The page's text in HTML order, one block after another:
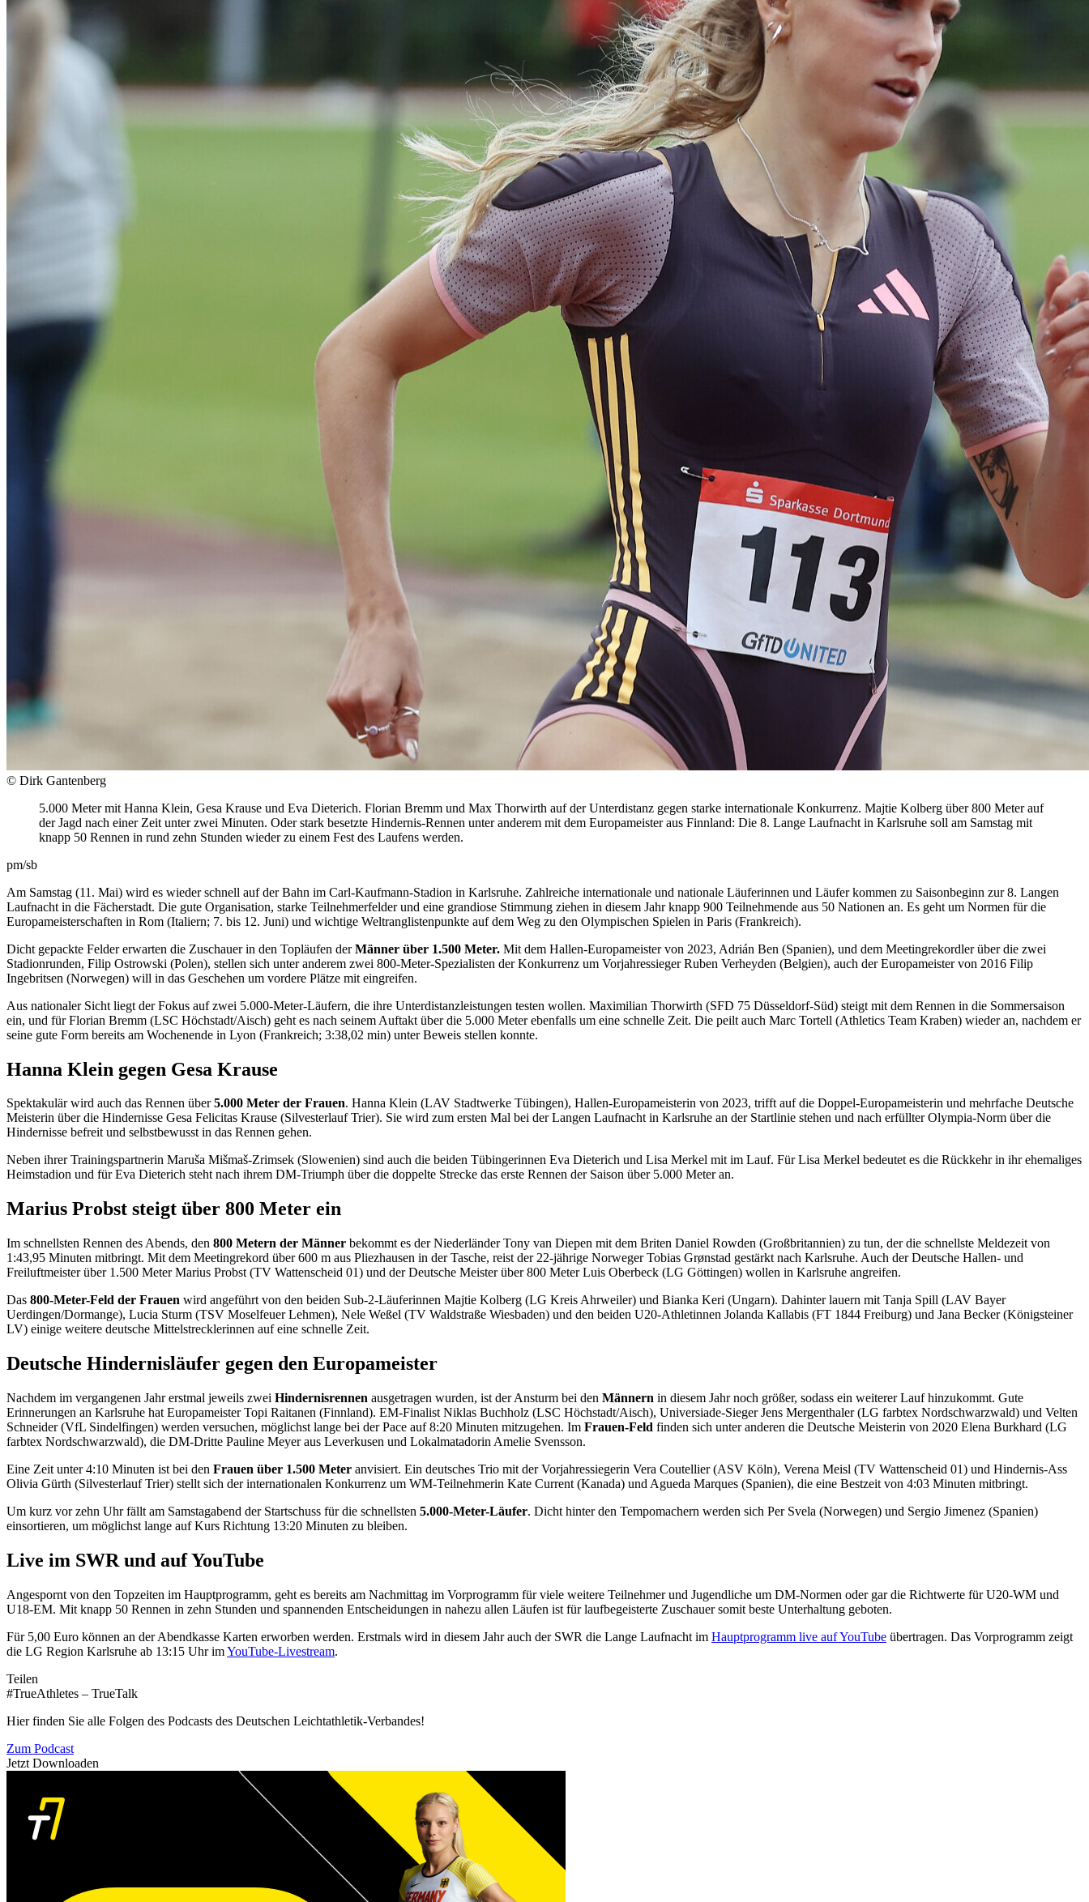
© Dirk Gantenberg
5.000 Meter mit Hanna Klein, Gesa Krause und Eva Dieterich. Florian Bremm und Max Thorwirth auf der Unterdistanz gegen starke internationale Konkurrenz. Majtie Kolberg über 800 Meter auf
der Jagd nach einer Zeit unter zwei Minuten. Oder stark besetzte Hindernis-Rennen unter anderem mit dem Europameister aus Finnland: Die 8. Lange Laufnacht in Karlsruhe soll am Samstag mit
knapp 50 Rennen in rund zehn Stunden wieder zu einem Fest des Laufens werden.
pm/sb
Am Samstag (11. Mai) wird es wieder schnell auf der Bahn im Carl-Kaufmann-Stadion in Karlsruhe. Zahlreiche internationale und nationale Läuferinnen und Läufer kommen zu Saisonbeginn zur 8. Langen
Laufnacht in die Fächerstadt. Die gute Organisation, starke Teilnehmerfelder und eine grandiose Stimmung ziehen in diesem Jahr knapp 900 Teilnehmende aus 50 Nationen an. Es geht um Normen für die
Europameisterschaften in Rom (Italiern; 7. bis 12. Juni) und wichtige Weltranglistenpunkte auf dem Weg zu den Olympischen Spielen in Paris (Frankreich).
Dicht gepackte Felder erwarten die Zuschauer in den Topläufen derMänner über 1.500 Meter. Mit dem Hallen-Europameister von 2023, Adrián Ben (Spanien), und dem Meetingrekordler über die zwei
Stadionrunden, Filip Ostrowski (Polen), stellen sich unter anderem zwei 800-Meter-Spezialisten der Konkurrenz um Vorjahressieger Ruben Verheyden (Belgien), auch der Europameister von 2016 Filip
Ingebritsen (Norwegen) will in das Geschehen um vordere Plätze mit eingreifen.
Aus nationaler Sicht liegt der Fokus auf zwei 5.000-Meter-Läufern, die ihre Unterdistanzleistungen testen wollen. Maximilian Thorwirth (SFD 75 Düsseldorf-Süd) steigt mit dem Rennen in die Sommersaison
ein, und für Florian Bremm (LSC Höchstadt/Aisch) geht es nach seinem Auftakt über die 5.000 Meter ebenfalls um eine schnelle Zeit. Die peilt auch Marc Tortell (Athletics Team Kraben) wieder an, nachdem er
seine gute Form bereits am Wochenende in Lyon (Frankreich; 3:38,02 min) unter Beweis stellen konnte.
Hanna Klein gegen Gesa Krause
Spektakulär wird auch das Rennen über5.000 Meter der Frauen. Hanna Klein (LAV Stadtwerke Tübingen), Hallen-Europameisterin von 2023, trifft auf die Doppel-Europameisterin und mehrfache Deutsche
Meisterin über die Hindernisse Gesa Felicitas Krause (Silvesterlauf Trier). Sie wird zum ersten Mal bei der Langen Laufnacht in Karlsruhe an der Startlinie stehen und nach erfüllter Olympia-Norm über die
Hindernisse befreit und selbstbewusst in das Rennen gehen.
Neben ihrer Trainingspartnerin Maruša Mišmaš-Zrimsek (Slowenien) sind auch die beiden Tübingerinnen Eva Dieterich und Lisa Merkel mit im Lauf. Für Lisa Merkel bedeutet es die Rückkehr in ihr ehemaliges
Heimstadion und für Eva Dieterich steht nach ihrem DM-Triumph über die doppelte Strecke das erste Rennen der Saison über 5.000 Meter an.
Marius Probst steigt über 800 Meter ein
Im schnellsten Rennen des Abends, den 800 Metern der Männer bekommt es der Niederländer Tony van Diepen mit dem Briten Daniel Rowden (Großbritannien) zu tun, der die schnellste Meldezeit von
1:43,95 Minuten mitbringt. Mit dem Meetingrekord über 600 m aus Pliezhausen in der Tasche, reist der 22-jährige Norweger Tobias Grønstad gestärkt nach Karlsruhe. Auch der Deutsche Hallen- und
Freiluftmeister über 1.500 Meter Marius Probst (TV Wattenscheid 01) und der Deutsche Meister über 800 Meter Luis Oberbeck (LG Göttingen) wollen in Karlsruhe angreifen.
Das 800-Meter-Feld der Frauen wird angeführt von den beiden Sub-2-Läuferinnen Majtie Kolberg (LG Kreis Ahrweiler) und Bianka Keri (Ungarn). Dahinter lauern mit Tanja Spill (LAV Bayer
Uerdingen/Dormange), Lucia Sturm (TSV Moselfeuer Lehmen), Nele Weßel (TV Waldstraße Wiesbaden) und den beiden U20-Athletinnen Jolanda Kallabis (FT 1844 Freiburg) und Jana Becker (Königsteiner
LV) einige weitere deutsche Mittelstrecklerinnen auf eine schnelle Zeit.
Deutsche Hindernisläufer gegen den Europameister
Nachdem im vergangenen Jahr erstmal jeweils zwei Hindernisrennen ausgetragen wurden, ist der Ansturm bei den Männern in diesem Jahr noch größer, sodass ein weiterer Lauf hinzukommt. Gute
Erinnerungen an Karlsruhe hat Europameister Topi Raitanen (Finnland). EM-Finalist Niklas Buchholz (LSC Höchstadt/Aisch), Universiade-Sieger Jens Mergenthaler (LG farbtex Nordschwarzwald) und Velten
Schneider (VfL Sindelfingen) werden versuchen, möglichst lange bei der Pace auf 8:20 Minuten mitzugehen. Im Frauen-Feld finden sich unter anderen die Deutsche Meisterin von 2020 Elena Burkhard (LG
farbtex Nordschwarzwald), die DM-Dritte Pauline Meyer aus Leverkusen und Lokalmatadorin Amelie Svensson.
Eine Zeit unter 4:10 Minuten ist bei den Frauen über 1.500 Meter anvisiert. Ein deutsches Trio mit der Vorjahressiegerin Vera Coutellier (ASV Köln), Verena Meisl (TV Wattenscheid 01) und Hindernis-Ass
Olivia Gürth (Silvesterlauf Trier) stellt sich der internationalen Konkurrenz um WM-Teilnehmerin Kate Current (Kanada) und Agueda Marques (Spanien), die eine Bestzeit von 4:03 Minuten mitbringt.
Um kurz vor zehn Uhr fällt am Samstagabend der Startschuss für die schnellsten 5.000-Meter-Läufer. Dicht hinter den Tempomachern werden sich Per Svela (Norwegen) und Sergio Jimenez (Spanien)
einsortieren, um möglichst lange auf Kurs Richtung 13:20 Minuten zu bleiben.
Live im SWR und auf YouTube
Angespornt von den Topzeiten im Hauptprogramm, geht es bereits am Nachmittag im Vorprogramm für viele weitere Teilnehmer und Jugendliche um DM-Normen oder gar die Richtwerte für U20-WM und
U18-EM. Mit knapp 50 Rennen in zehn Stunden und spannenden Entscheidungen in nahezu allen Läufen ist für laufbegeisterte Zuschauer somit beste Unterhaltung geboten.
Für 5,00 Euro können an der Abendkasse Karten erworben werden. Erstmals wird in diesem Jahr auch der SWR die Lange Laufnacht im Hauptprogramm live auf YouTube übertragen. Das Vorprogramm zeigt
die LG Region Karlsruhe ab 13:15 Uhr imYouTube-Livestream.
Teilen
#TrueAthletes – TrueTalk
Hier finden Sie alle Folgen des Podcasts des Deutschen Leichtathletik-Verbandes!
Zum Podcast
Jetzt Downloaden